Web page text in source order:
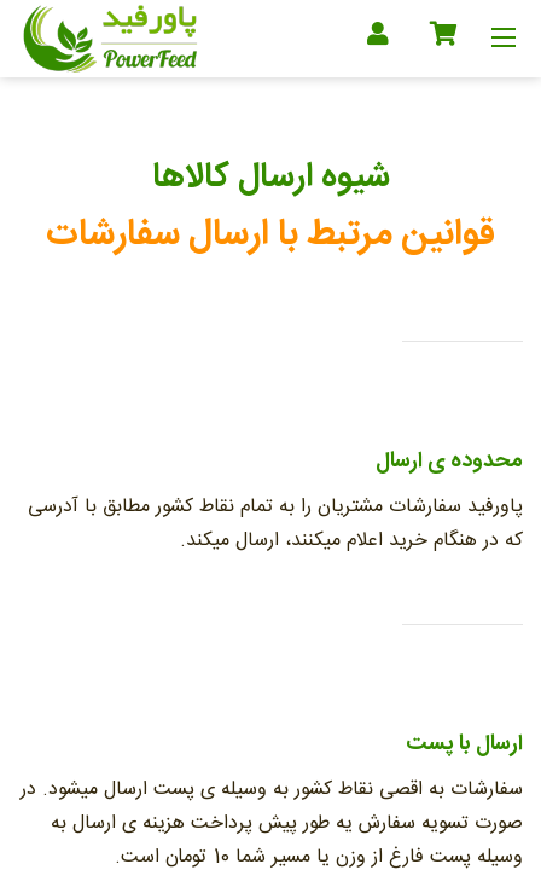
شیوه ارسال کالاها
قوانین مرتبط با ارسال سفارشات
محدوده ی ارسال
پاورفید سفارشات مشتریان را به تمام نقاط کشور مطابق با آدرسی
که در هنگام خرید اعلام میکنند، ارسال میکند.
ارسال با پست
سفارشات به اقصی نقاط کشور به وسیله ی پست ارسال میشود. در
صورت تسویه سفارش یه طور پیش پرداخت هزینه ی ارسال به
وسیله پست فارغ از وزن یا مسیر شما 10 تومان است.